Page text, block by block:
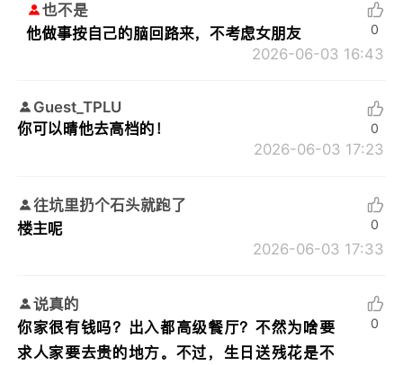
也不是
他做事按自己的脑回路来，不考虑女朋友
2026-06-03 16:43
0
Guest_TPLU
你可以晴他去高档的！
2026-06-03 17:23
0
往坑里扔个石头就跑了
楼主呢
2026-06-03 17:33
0
说真的
你家很有钱吗？出入都高级餐厅？不然为啥要
求人家要去贵的地方。不过，生日送残花是不
0